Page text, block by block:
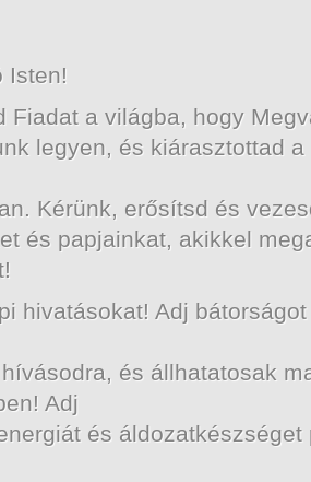
Isten!
Fiadat a világba, hogy
legyen, és kiárasztottad
Kérünk, erősítsd és
és papjainkat, akikkel
hivatásokat! Adj
és állhatatosak
Adj
és